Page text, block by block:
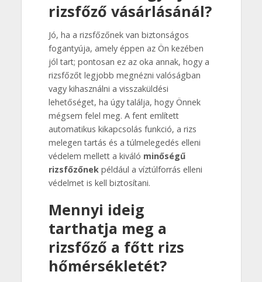
rizsfőző vásárlásánál?
Jó, ha a rizsfőzőnek van biztonságos
fogantyúja, amely éppen az Ön kezében
jól tart; pontosan ez az oka annak, hogy a
rizsfőzőt legjobb megnézni valóságban
vagy kihasználni a visszaküldési
lehetőséget, ha úgy találja, hogy Önnek
mégsem felel meg. A fent említett
automatikus kikapcsolás funkció, a rizs
melegen tartás és a túlmelegedés elleni
védelem mellett a kiváló minőségű
rizsfőzőnekpéldául a víztúlforrás elleni
védelmet is kell biztosítani.
Mennyi ideig
tarthatja meg a
rizsfőző a főtt rizs
hőmérsékletét?